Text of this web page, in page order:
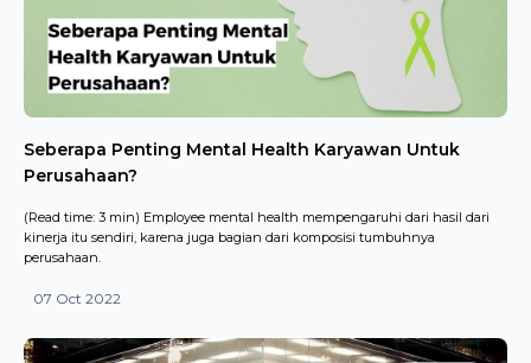
Seberapa Penting Mental Health Karyawan Untuk
Perusahaan?
(Read time: 3 min) Employee mental health mempengaruhi dari hasil dari
kinerja itu sendiri, karena juga bagian dari komposisi tumbuhnya
perusahaan.
07 Oct 2022